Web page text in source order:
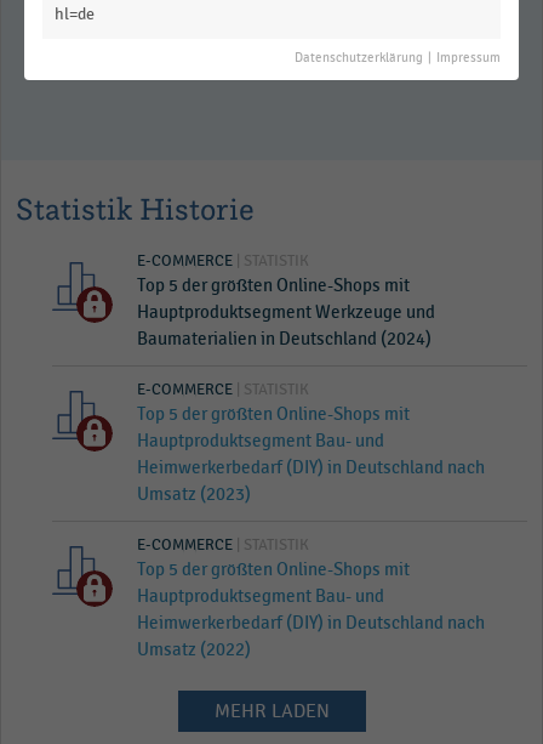
Statistik Historie
E-COMMERCE | STATISTIK
Top 5 der größten Online-Shops mit
Hauptproduktsegment Werkzeuge und
Baumaterialien in Deutschland (2024)
E-COMMERCE | STATISTIK
Top 5 der größten Online-Shops mit
Hauptproduktsegment Bau- und
Heimwerkerbedarf (DIY) in Deutschland nach
Umsatz (2023)
E-COMMERCE | STATISTIK
Top 5 der größten Online-Shops mit
Hauptproduktsegment Bau- und
Heimwerkerbedarf (DIY) in Deutschland nach
Umsatz (2022)
MEHR LADEN
hl=de
Datenschutzerklärung Impressum